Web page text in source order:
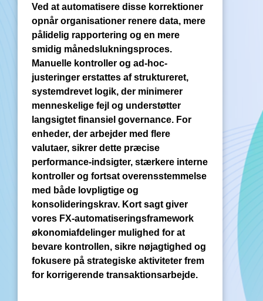
Ved at automatisere disse korrektioner
opnår organisationer renere data, mere
pålidelig rapportering og en mere
smidig månedslukningsproces.
Manuelle kontroller og ad-hoc-
justeringer erstattes af struktureret,
systemdrevet logik, der minimerer
menneskelige fejl og understøtter
langsigtet finansiel governance. For
enheder, der arbejder med flere
valutaer, sikrer dette præcise
performance-indsigter, stærkere interne
kontroller og fortsat overensstemmelse
med både lovpligtige og
konsolideringskrav. Kort sagt giver
vores FX-automatiseringsframework
økonomiafdelinger mulighed for at
bevare kontrollen, sikre nøjagtighed og
fokusere på strategiske aktiviteter frem
for korrigerende transaktionsarbejde.